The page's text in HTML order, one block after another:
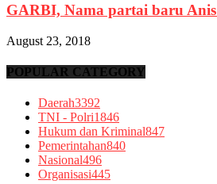
GARBI, Nama partai baru
August 23, 2018
POPULAR CATEGORY
Daerah3392
TNI - Polri1846
Hukum dan Kriminal847
Pemerintahan840
Nasional496
Organisasi445